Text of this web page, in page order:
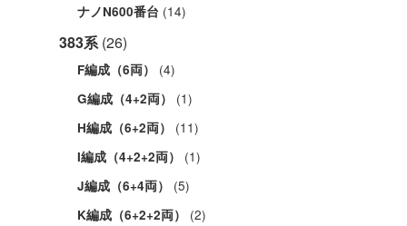
ナノN600番台 (14)
383系(26)
F編成（6両） (4)
G編成（4+2両） (1)
H編成（6+2両） (11)
I編成（4+2+2両） (1)
J編成（6+4両） (5)
K編成（6+2+2両） (2)